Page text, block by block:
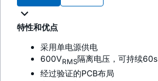
特性和优点
采用单电源供电
600VRMS隔离电压，可持续60s
经过验证的PCB布局